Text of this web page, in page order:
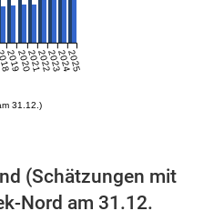
31.12.)
2019202020212022202320242025
(Schätzungen mit
Nord am 31.12.